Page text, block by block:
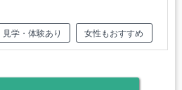
見学・体験あり 女性もおすすめ